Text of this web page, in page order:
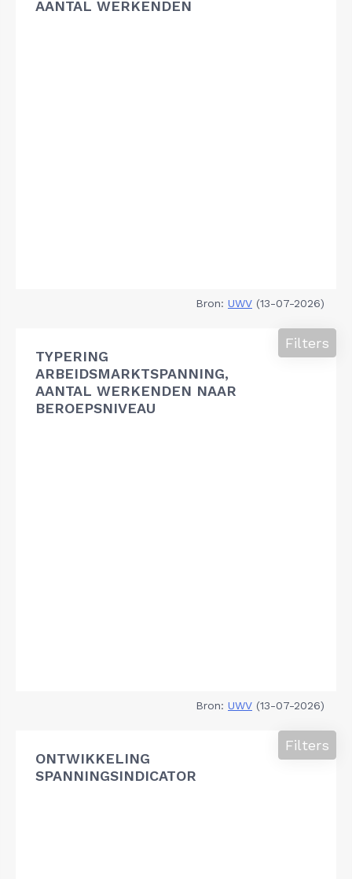
AANTAL WERKENDEN
Bron: UWV (13-07-2026)
TYPERING
ARBEIDSMARKTSPANNING,
AANTAL WERKENDEN NAAR
BEROEPSNIVEAU
Filters
Bron: UWV (13-07-2026)
ONTWIKKELING
SPANNINGSINDICATOR
Filters